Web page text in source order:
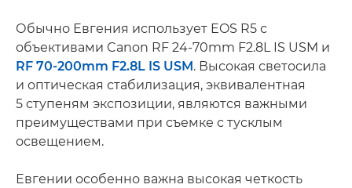
Обычно Евгения использует EOS R5 с
объективами Canon RF 24-70mm F2.8L IS USM и
RF 70-200mm F2.8L IS USM. Высокая светосила
и оптическая стабилизация, эквивалентная
5 ступеням экспозиции, являются важными
преимуществами при съемке с тусклым
освещением.
Евгении особенно важна высокая четкость